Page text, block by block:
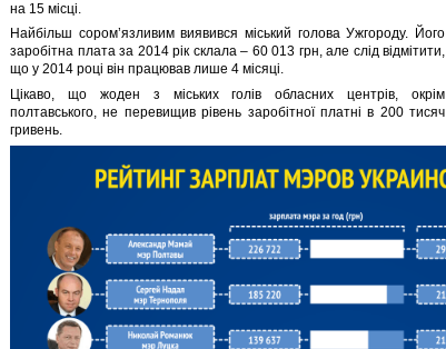
на 15 місці.
Найбільш сором’язливим виявився міський голова Ужгороду. Його
заробітна плата за 2014 рік склала – 60 013 грн, але слід відмітити,
що у 2014 році він працював лише 4 місяці.
Цікаво, що жоден з міських голів обласних центрів, окрім
полтавського, не перевищив рівень заробітної платні в 200 тисяч
гривень.